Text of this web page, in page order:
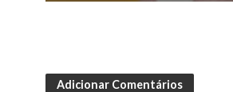
Adicionar Comentários